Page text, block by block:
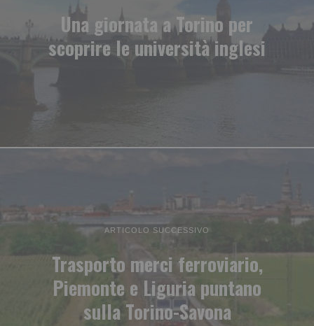
Una giornata a Torino per
scoprire le università inglesi
ARTICOLO SUCCESSIVO
Trasporto merci ferroviario,
Piemonte e Liguria puntano
sulla Torino-Savona